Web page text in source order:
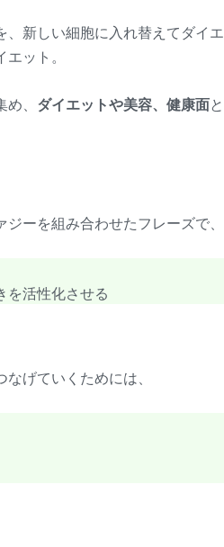
新しい細胞に入れ替えてダイエ
ット。
、 ダイエットや美容、健康面と
ーを組み合わせたフレーズで、
を活性化させる
げていくためには、